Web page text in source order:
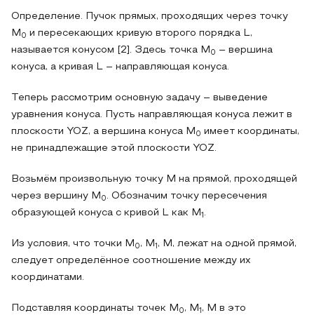
Определение. Пучок прямых, проходящих через точку
M 0 и пересекающих кривую второго порядка L,
называется конусом [2]. Здесь точка M 0
– вершина
конуса, а кривая L – направляющая конуса.
Теперь рассмотрим основную задачу – выведение
уравнения конуса. Пусть направляющая конуса лежит в
плоскости YOZ, а вершина конуса M 0 имеет координаты,
не принадлежащие этой плоскости YOZ.
Возьмём произвольную точку M на прямой, проходящей
через вершину M 0 . Обозначим точку пересечения
образующей конуса с кривой L как M 1 .
Из условия, что точки M 0 , M 1 , M, лежат на одной прямой,
следует определённое соотношение между их
координатами.
Подставляя координаты точек M 0 , M 1 , M в это